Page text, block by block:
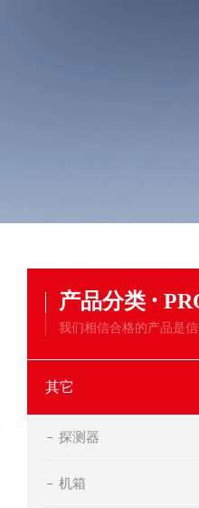
产品分类 ·
我们相信合格的产品是
其它
探测器
机箱